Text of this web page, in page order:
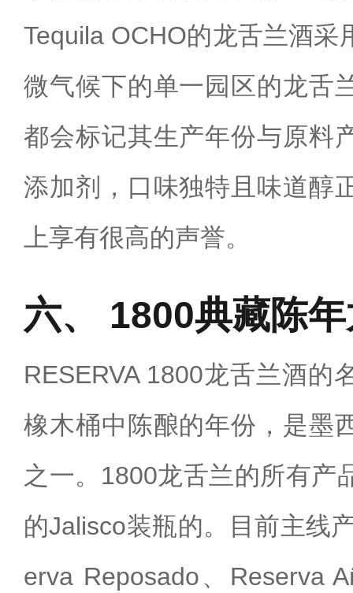
Tequila OCHO的龙舌兰酒采
微气候下的单一园区的龙舌
都会标记其生产年份与原料
添加剂，口味独特且味道醇
上享有很高的声誉。
1800典藏陈
RESERVA 1800龙舌兰酒的
橡木桶中陈酿的年份，是墨
之一。1800龙舌兰的所有产
的Jalisco装瓶的。目前主线
erva Reposado、Reserva